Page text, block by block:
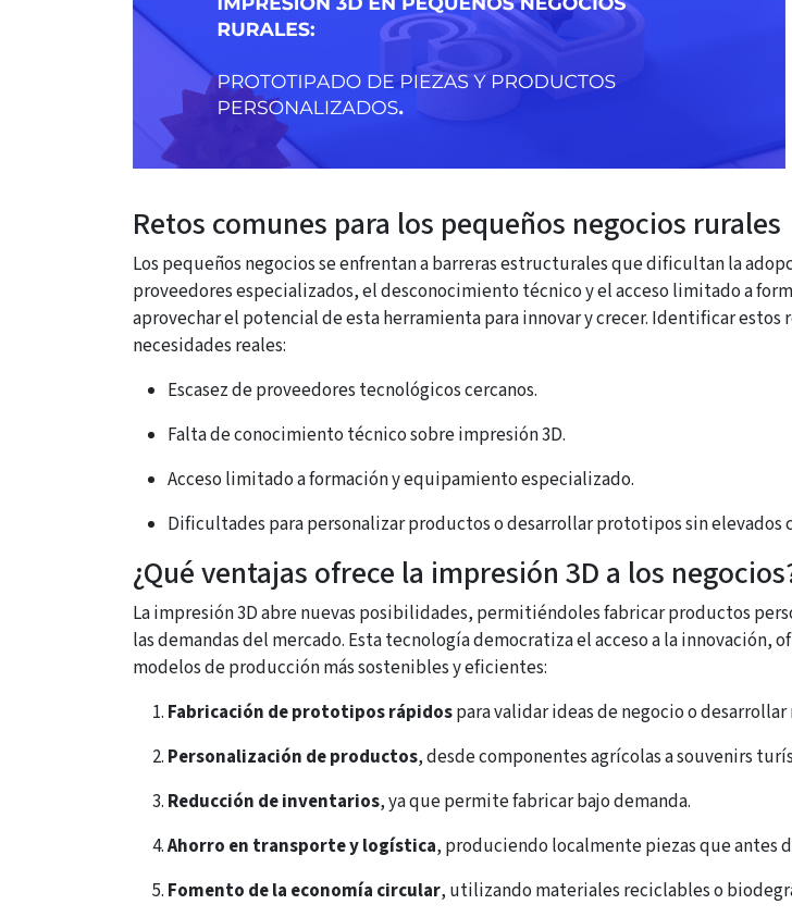
Retos comunes para los pequeños negocios rurales
Los pequeños negocios se enfrentan a barreras estructurales que dificultan la
proveedores especializados, el desconocimiento técnico y el acceso limitado a
aprovechar el potencial de esta herramienta para innovar y crecer. Identificar estos
necesidades reales:
Escasez de proveedores tecnológicos cercanos.
Falta de conocimiento técnico sobre impresión 3D.
Acceso limitado a formación y equipamiento especializado.
Dificultades para personalizar productos o desarrollar prototipos sin elevados
¿Qué ventajas ofrece la impresión 3D a los
La impresión 3D abre nuevas posibilidades, permitiéndoles fabricar productos
las demandas del mercado. Esta tecnología democratiza el acceso a la
modelos de producción más sostenibles y eficientes:
Fabricación de prototipos rápidospara validar ideas de negocio o
Personalización de productos, desde componentes agrícolas a souvenirs
Reducción de inventarios, ya que permite fabricar bajo demanda.
Ahorro en transporte y logística, produciendo localmente piezas que antes
Fomento de la economía circular, utilizando materiales reciclables o